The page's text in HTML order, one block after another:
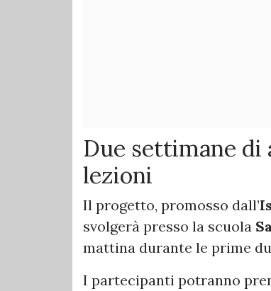
Due settimane
lezioni
Il progetto, promosso dall’
svolgerà presso la scuola
mattina durante le prime
I partecipanti potranno